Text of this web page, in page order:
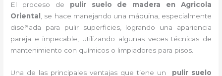
El proceso de pulir suelo de madera en Agricola
Oriental
, se hace manejando una máquina, especialmente
diseñada para pulir superficies, logrando una apariencia
pareja e impecable, utilizando algunas veces técnicas de
mantenimiento con químicos o limpiadores para pisos.
Una de las principales ventajas que tiene un pulir suelo